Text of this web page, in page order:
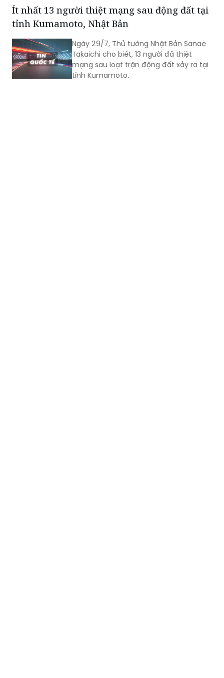
thông tin từ Tổng Lãnh sự quán Việt
Nam tại Fukuoka, cho đến nay có 1
công dân Việt Nam thiệt mạng và một
số công dân Việt Nam bị thương trong
trận động đất.
Ít nhất 13 người thiệt mạng sau động đất tại
tỉnh Kumamoto, Nhật Bản
Ngày 29/7, Thủ tướng Nhật Bản Sanae